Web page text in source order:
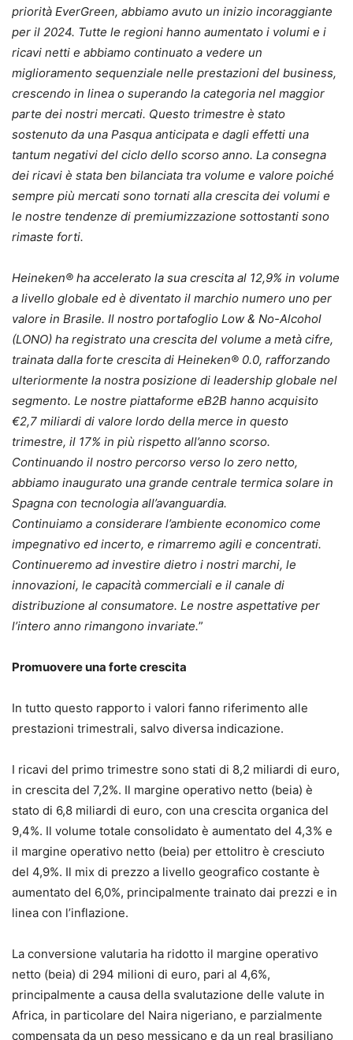
priorità EverGreen, abbiamo avuto un inizio incoraggiante
per il 2024. Tutte le regioni hanno aumentato i volumi e i
ricavi netti e abbiamo continuato a vedere un
miglioramento sequenziale nelle prestazioni del business,
crescendo in linea o superando la categoria nel maggior
parte dei nostri mercati. Questo trimestre è stato
sostenuto da una Pasqua anticipata e dagli effetti una
tantum negativi del ciclo dello scorso anno. La consegna
dei ricavi è stata ben bilanciata tra volume e valore poiché
sempre più mercati sono tornati alla crescita dei volumi e
le nostre tendenze di premiumizzazione sottostanti sono
rimaste forti.
Heineken® ha accelerato la sua crescita al 12,9% in volume
a livello globale ed è diventato il marchio numero uno per
valore in Brasile. Il nostro portafoglio Low & No-Alcohol
(LONO) ha registrato una crescita del volume a metà cifre,
trainata dalla forte crescita di Heineken® 0.0, rafforzando
ulteriormente la nostra posizione di leadership globale nel
segmento. Le nostre piattaforme eB2B hanno acquisito
€2,7 miliardi di valore lordo della merce in questo
trimestre, il 17% in più rispetto all’anno scorso.
Continuando il nostro percorso verso lo zero netto,
abbiamo inaugurato una grande centrale termica solare in
Spagna con tecnologia all’avanguardia.
Continuiamo a considerare l’ambiente economico come
impegnativo ed incerto, e rimarremo agili e concentrati.
Continueremo ad investire dietro i nostri marchi, le
innovazioni, le capacità commerciali e il canale di
distribuzione al consumatore. Le nostre aspettative per
l’intero anno rimangono invariate.”
Promuovere una forte crescita
In tutto questo rapporto i valori fanno riferimento alle
prestazioni trimestrali, salvo diversa indicazione.
I ricavi del primo trimestre sono stati di 8,2 miliardi di euro,
in crescita del 7,2%. Il margine operativo netto (beia) è
stato di 6,8 miliardi di euro, con una crescita organica del
9,4%. Il volume totale consolidato è aumentato del 4,3% e
il margine operativo netto (beia) per ettolitro è cresciuto
del 4,9%. Il mix di prezzo a livello geografico costante è
aumentato del 6,0%, principalmente trainato dai prezzi e in
linea con l’inflazione.
La conversione valutaria ha ridotto il margine operativo
netto (beia) di 294 milioni di euro, pari al 4,6%,
principalmente a causa della svalutazione delle valute in
Africa, in particolare del Naira nigeriano, e parzialmente
compensata da un peso messicano e da un real brasiliano